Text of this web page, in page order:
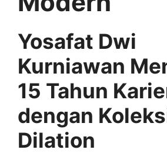
Yosafat Dwi
Kurniawan
15 Tahun
dengan
Dilation